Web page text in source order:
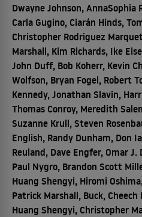
Dwayne Johnson, AnnaSophia
Carla Gugino, Ciarán Hinds,
Christopher Rodriguez
Marshall, Kim Richards, Ike
John Duff, Bob Koherr, Kevin
Wolfson, Bryan Fogel, Robert
Kennedy, Jonathan Slavin,
Thomas Conroy, Meredith
Suzanne Krull, Steven
English, Randy Dunham, Don
Reuland, Dave Engfer, Omar J.
Paul Nygro, Brandon Scott
Huang Shengyi, Hiromi
Patrick Marshall, Buck,
Huang Shengyi, Christopher